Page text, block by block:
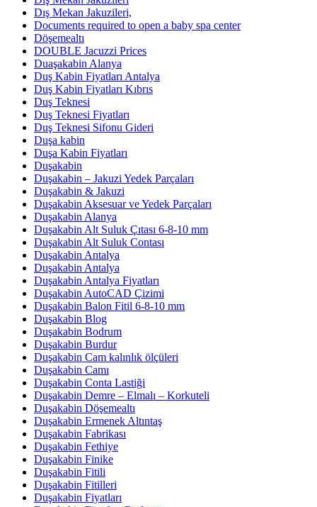
Dış Mekan Jakuzileri,
Documents required to open a baby spa center
Döşemealtı
DOUBLE Jacuzzi Prices
Duaşakabin Alanya
Duş Kabin Fiyatları Antalya
Duş Kabin Fiyatları Kıbrıs
Duş Teknesi
Duş Teknesi Fiyatları
Duş Teknesi Sifonu Gideri
Duşa kabin
Duşa Kabin Fiyatları
Duşakabin
Duşakabin – Jakuzi Yedek Parçaları
Duşakabin & Jakuzi
Duşakabin Aksesuar ve Yedek Parçaları
Duşakabin Alanya
Duşakabin Alt Suluk Çıtası 6-8-10 mm
Duşakabin Alt Suluk Contası
Duşakabin Antalya
Duşakabin Antalya
Duşakabin Antalya Fiyatları
Duşakabin AutoCAD Çizimi
Duşakabin Balon Fitil 6-8-10 mm
Duşakabin Blog
Duşakabin Bodrum
Duşakabin Burdur
Duşakabin Cam kalınlık ölçüleri
Duşakabin Camı
Duşakabin Conta Lastiği
Duşakabin Demre – Elmalı – Korkuteli
Duşakabin Döşemealtı
Duşakabin Ermenek Altıntaş
Duşakabin Fabrikası
Duşakabin Fethiye
Duşakabin Finike
Duşakabin Fitili
Duşakabin Fitilleri
Duşakabin Fiyatları